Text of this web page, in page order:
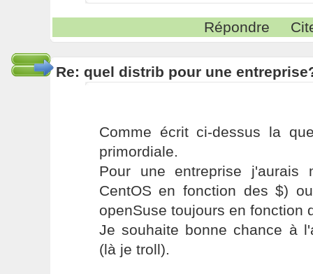
Répondre
Re: quel distrib pour une
Comme écrit ci-dessus la
primordiale.
Pour une entreprise j'aurais
CentOS en fonction des $)
openSuse toujours en fonction
Je souhaite bonne chance à
(là je troll).